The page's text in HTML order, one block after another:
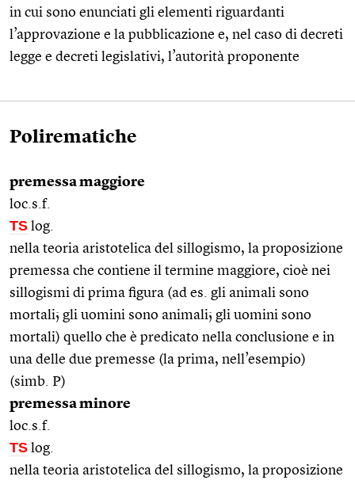
in cui sono enunciati gli elementi riguardanti
l’approvazione e la pubblicazione e, nel caso di decreti
legge e decreti legislativi, l’autorità proponente
Polirematiche
premessa maggiore
loc.s.f.
TS log.
nella teoria aristotelica del sillogismo, la proposizione
premessa che contiene il termine maggiore, cioè nei
sillogismi di prima figura (ad es. gli animali sono
mortali; gli uomini sono animali; gli uomini sono
mortali) quello che è predicato nella conclusione e in
una delle due premesse (la prima, nell’esempio)
(simb. P)
premessa minore
loc.s.f.
TS log.
nella teoria aristotelica del sillogismo, la proposizione